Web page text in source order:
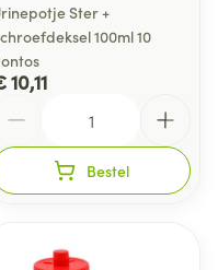
Ster +
100ml 10
10,11
Bestel